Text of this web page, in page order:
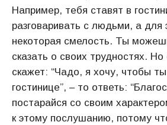
Например, тебя ставят в
разговаривать с людьми, а для
некоторая смелость. Ты
сказать о своих трудностях. Но
скажет: “Чадо, я хочу, чтобы
гостинице”, – то ответь:
постарайся со своим
к этому послушанию, потому